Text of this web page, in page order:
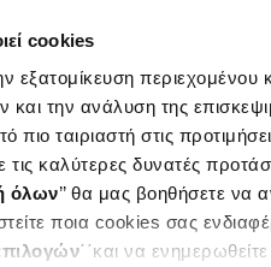
cookies
εξατομίκευση
και την ανάλυση της
ταιριαστή στις
καλύτερες δυνατές
όλων’’ θα μας βοηθήσετε
ποια cookies σας
΄΄και να